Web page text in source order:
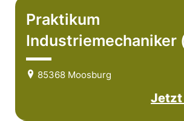
Praktikum
Industriemechaniker
85368 Moosburg
Jetzt